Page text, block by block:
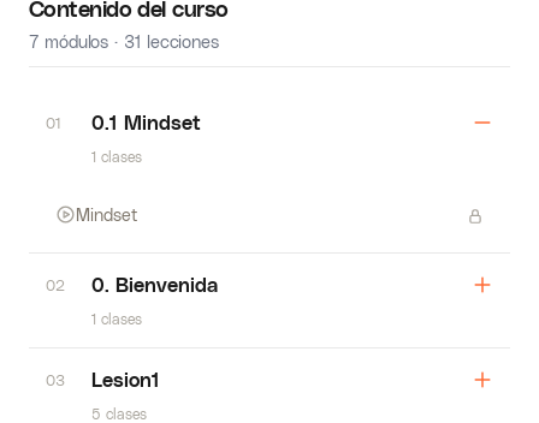
Contenido del curso
7 módulos · 31 lecciones
01 0.1 Mindset
1 clases
Mindset
02 0. Bienvenida
1 clases
03 Lesion1
5 clases